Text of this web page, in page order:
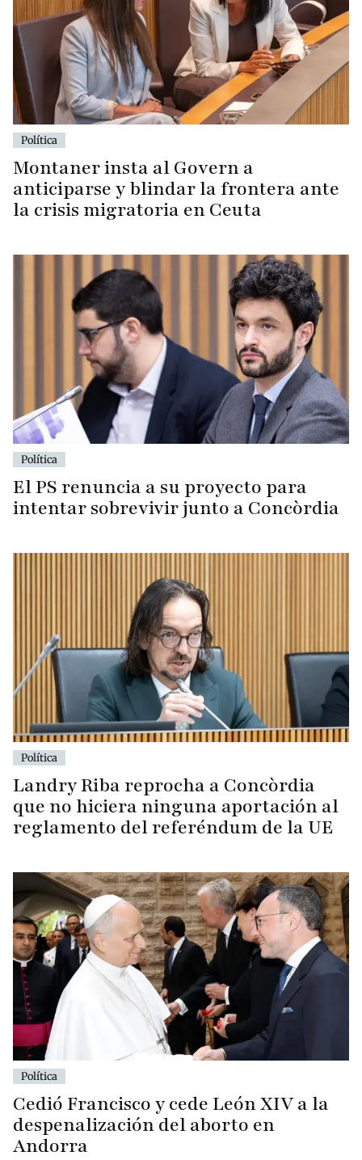
Política
Montaner insta al Govern a
anticiparse y blindar la frontera ante
la crisis migratoria en Ceuta
Política
El PS renuncia a su proyecto para
intentar sobrevivir junto a Concòrdia
Política
Landry Riba reprocha a Concòrdia
que no hiciera ninguna aportación al
reglamento del referéndum de la UE
Política
Cedió Francisco y cede León XIV a la
despenalización del aborto en
Andorra